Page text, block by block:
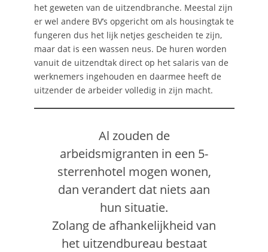
het geweten van de uitzendbranche. Meestal zijn
er wel andere BV’s opgericht om als housingtak te
fungeren dus het lijk netjes gescheiden te zijn,
maar dat is een wassen neus. De huren worden
vanuit de uitzendtak direct op het salaris van de
werknemers ingehouden en daarmee heeft de
uitzender de arbeider volledig in zijn macht.
Al zouden de
arbeidsmigranten in een 5-
sterrenhotel mogen wonen,
dan verandert dat niets aan
hun situatie.
Zolang de afhankelijkheid van
het uitzendbureau bestaat